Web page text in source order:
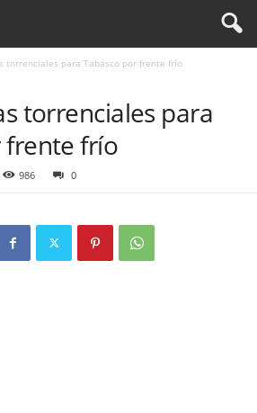
torrenciales para Tabasco por frente frío
torrenciales para
frente frío
986 0